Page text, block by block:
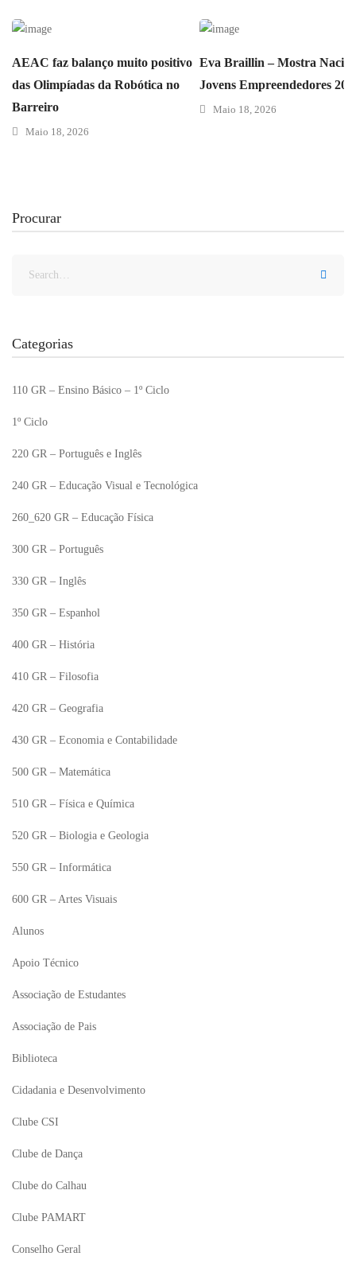
AEAC faz balanço muito positivo
das Olimpíadas da Robótica no
Barreiro
Maio 18, 2026
Eva Braillin – Mostra
Jovens Empreendedores
Maio 18, 2026
Procurar
Categorias
110 GR – Ensino Básico – 1º Ciclo
1º Ciclo
220 GR – Português e Inglês
240 GR – Educação Visual e Tecnológica
260_620 GR – Educação Física
300 GR – Português
330 GR – Inglês
350 GR – Espanhol
400 GR – História
410 GR – Filosofia
420 GR – Geografia
430 GR – Economia e Contabilidade
500 GR – Matemática
510 GR – Física e Química
520 GR – Biologia e Geologia
550 GR – Informática
600 GR – Artes Visuais
Alunos
Apoio Técnico
Associação de Estudantes
Associação de Pais
Biblioteca
Cidadania e Desenvolvimento
Clube CSI
Clube de Dança
Clube do Calhau
Clube PAMART
Conselho Geral